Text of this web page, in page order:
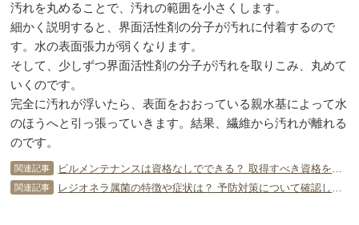
汚れを丸めることで、汚れの範囲を小さくします。
細かく説明すると、界面活性剤の分子が汚れに付着するので
す。水の表面張力が弱くなります。
そして、少しずつ界面活性剤の分子が汚れを取りこみ、丸めて
いくのです。
完全に汚れが浮いたら、表面をおおっている親水基によって水
のほうへと引っ張っていきます。結果、繊維から汚れが離れる
のです。
関連記事
関連記事